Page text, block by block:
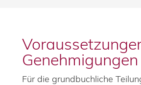
Genehmigungen
Für die grundbuchliche